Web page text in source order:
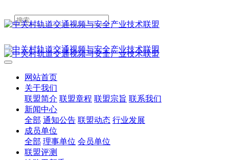
网站首页
关于我们
联盟简介 联盟章程 联盟宗旨 联系我们
新闻中心
全部 通知公告 联盟动态 行业发展
成员单位
全部 理事单位 会员单位
联盟评测